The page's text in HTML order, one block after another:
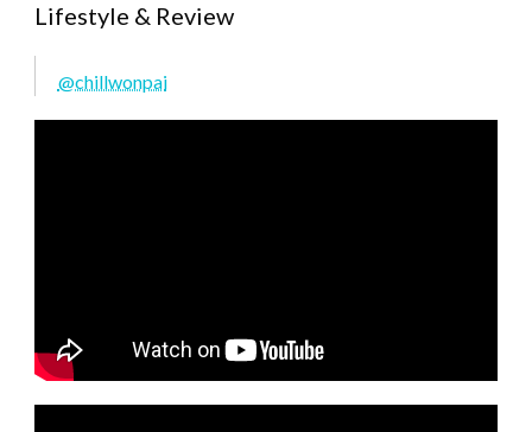
Lifestyle & Review
@chillwonpai